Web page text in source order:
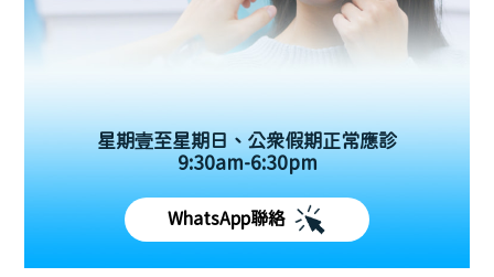
星期壹至星期日、公眾假期正常應診
9:30am-6:30pm
WhatsApp聯絡